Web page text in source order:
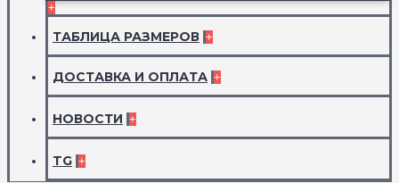
+
ТАБЛИЦА РАЗМЕРОВ +
ДОСТАВКА И ОПЛАТА +
НОВОСТИ +
TG +